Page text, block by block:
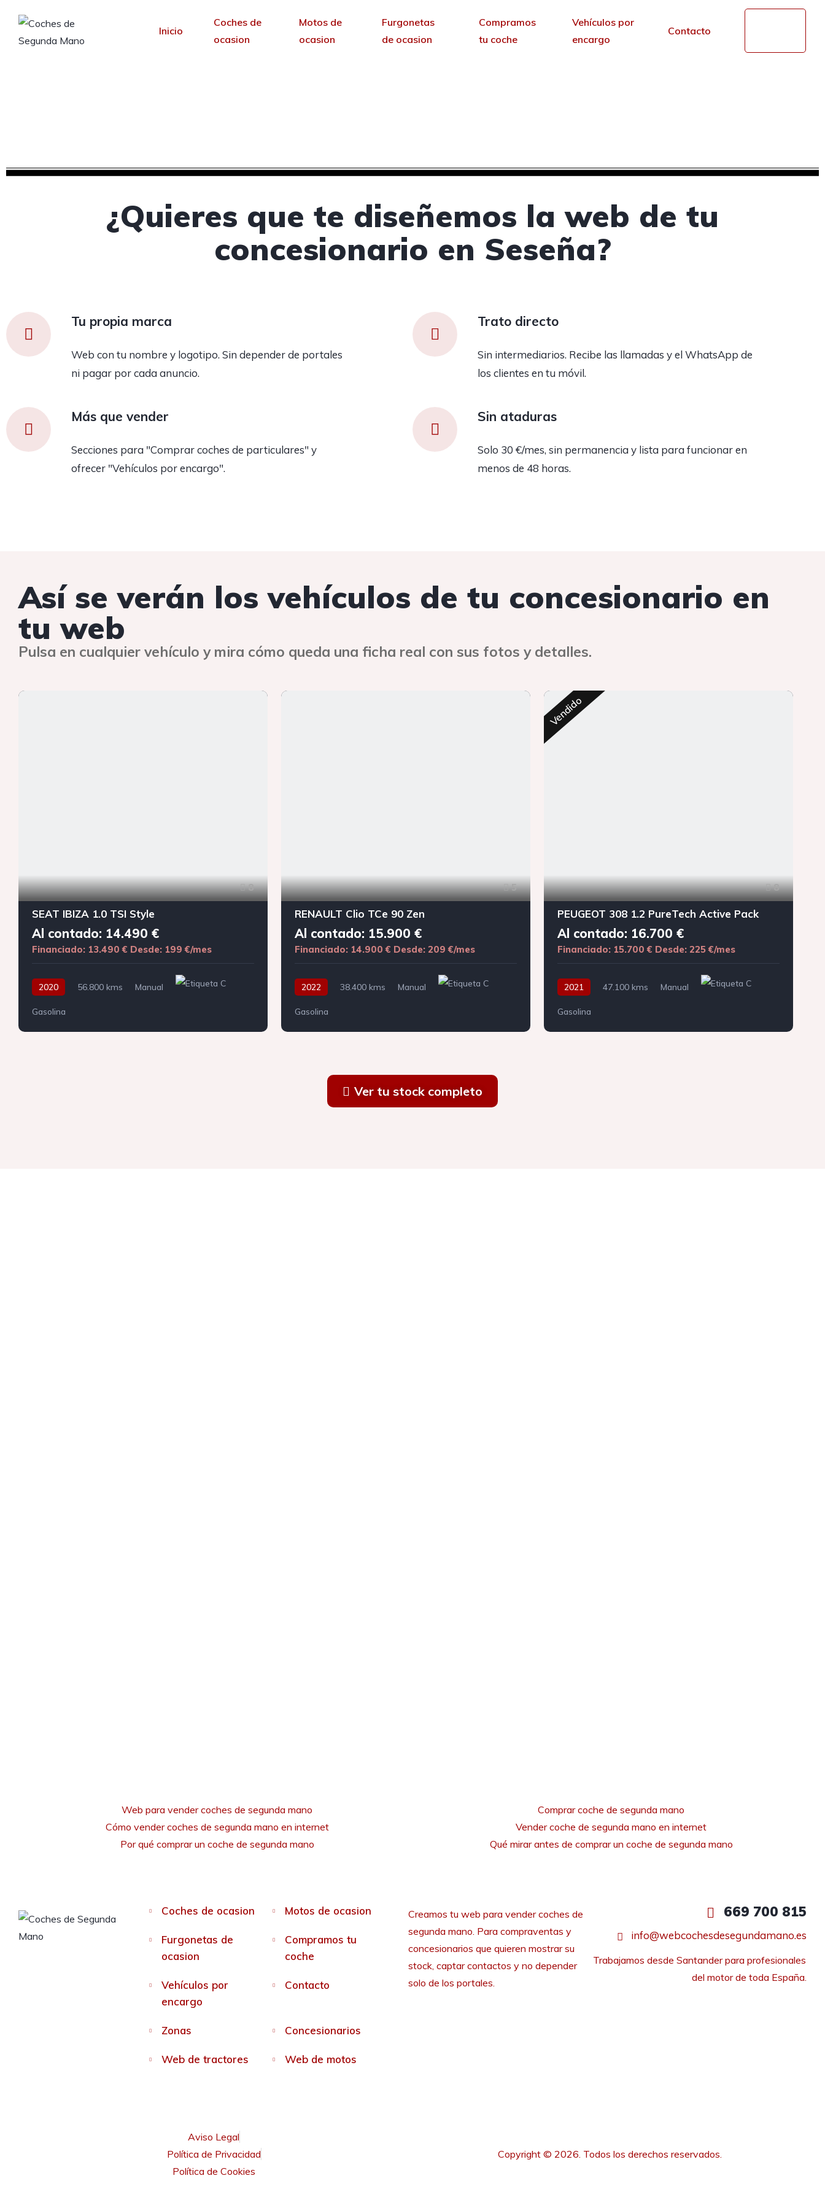
Inicio
Coches de
ocasion
Motos de
ocasion
Furgonetas
de ocasion
Compramos
tu coche
Vehículos por
encargo
Contacto
¿Quieres que te diseñemos la web de tu
concesionario en Seseña?
Tu propia marca
Web con tu nombre y logotipo. Sin depender de portales
ni pagar por cada anuncio.
Trato directo
Sin intermediarios. Recibe las llamadas y el WhatsApp de
los clientes en tu móvil.
Más que vender
Secciones para "Comprar coches de particulares" y
ofrecer "Vehículos por encargo".
Sin ataduras
Solo 30 €/mes, sin permanencia y lista para funcionar en
menos de 48 horas.
Así se verán los vehículos de tu concesionario en
tu web
Pulsa en cualquier vehículo y mira cómo queda una ficha real con sus fotos y detalles.
8
SEAT IBIZA 1.0 TSI Style
Al contado: 14.490 €
Financiado: 13.490 € Desde: 199 €/mes
2020 56.800 kms Manual
Gasolina
5
RENAULT Clio TCe 90 Zen
Al contado: 15.900 €
Financiado: 14.900 € Desde: 209 €/mes
2022 38.400 kms Manual
Gasolina
Vendido
8
PEUGEOT 308 1.2 PureTech Active Pack
Al contado: 16.700 €
Financiado: 15.700 € Desde: 225 €/mes
2021 47.100 kms Manual
Gasolina
Ver tu stock completo
Web para vender coches de segunda mano
Cómo vender coches de segunda mano en internet
Por qué comprar un coche de segunda mano
Comprar coche de segunda mano
Vender coche de segunda mano en internet
Qué mirar antes de comprar un coche de segunda mano
Coches de ocasion Motos de ocasion
Furgonetas de
ocasion
Compramos tu
coche
Vehículos por
encargo
Contacto
Zonas Concesionarios
Web de tractores Web de motos
Creamos tu web para vender coches de
segunda mano. Para compraventas y
concesionarios que quieren mostrar su
stock, captar contactos y no depender
solo de los portales.
669 700 815
info@webcochesdesegundamano.es
Trabajamos desde Santander para profesionales
del motor de toda España.
Aviso Legal
Política de Privacidad
Política de Cookies
Copyright © 2026. Todos los derechos reservados.